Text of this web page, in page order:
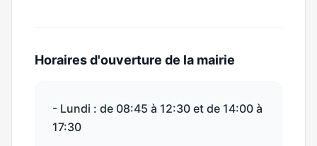
Horaires d'ouverture de la mairie
- Lundi : de 08:45 à 12:30 et de 14:00 à
17:30